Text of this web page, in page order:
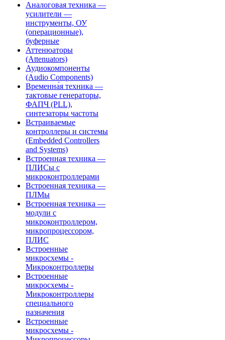
Аналоговая техника —
усилители —
инструменты, ОУ
(операционные),
буферные
Аттенюаторы
(Attenuators)
Аудиокомпоненты
(Audio Components)
Временна́я техника —
тактовые генераторы,
ФАПЧ (PLL),
синтезаторы частоты
Встраиваемые
контроллеры и системы
(Embedded Controllers
and Systems)
Встроенная техника —
ПЛИСы с
микроконтроллерами
Встроенная техника —
ПЛМы
Встроенная техника —
модули с
микроконтроллером,
микропроцессором,
ПЛИС
Встроенные
микросхемы -
Микроконтроллеры
Встроенные
микросхемы -
Микроконтроллеры
специального
назначения
Встроенные
микросхемы -